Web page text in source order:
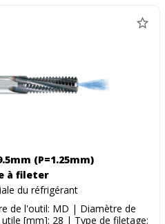
(P=1.25mm)
à fileter
du réfrigérant
de l'outil: MD | Diamètre de
[mm]: 28 | Type de filetage: